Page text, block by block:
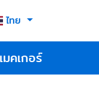
ไทย
คเกอร์